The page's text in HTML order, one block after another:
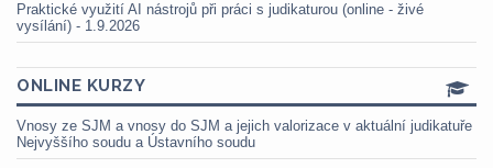
Praktické využití AI nástrojů při práci s judikaturou (online - živé
vysílání) - 1.9.2026
ONLINE KURZY
Vnosy ze SJM a vnosy do SJM a jejich valorizace v aktuální judikatuře
Nejvyššího soudu a Ústavního soudu